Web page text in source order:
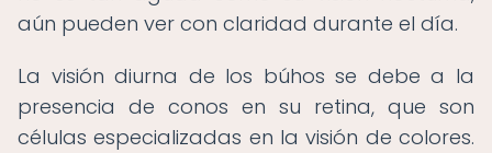
aún pueden ver con claridad durante el día.
La visión diurna de los búhos se debe a la
presencia de conos en su retina, que son
células especializadas en la visión de colores.